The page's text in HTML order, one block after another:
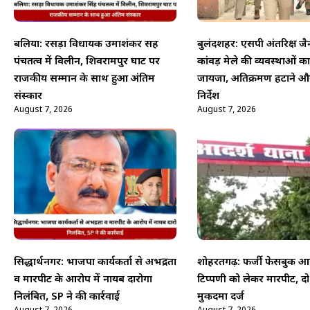
बलिया: रसड़ा विधायक उमाशंकर सिंह
पंचतत्व में विलीन, शिवरामपुर घाट पर
राजकीय सम्मान के साथ हुआ अंतिम
संस्कार
August 7, 2026
बुलंदशहर: एसपी अंतरिक्ष
कांवड़ मेले की व्यवस्थाओं का
जायजा, अतिक्रमण हटाने
निर्देश
August 7, 2026
सिद्धार्थनगर: भाजपा कार्यकर्ता से अभद्रता
व मारपीट के आरोप में नायब दारोगा
निलंबित, SP ने की कार्रवाई
शोहरतगढ़: फर्जी फेसबुक
टिप्पणी को लेकर मारपीट,
मुकदमा दर्ज